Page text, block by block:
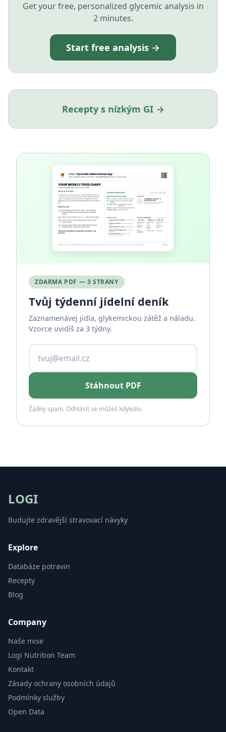
Get your free, personalized glycemic analysis in
2 minutes.
Start free analysis →
Recepty s nízkým GI →
ZDARMA PDF — 3 STRANY
Tvůj týdenní jídelní deník
Zaznamenávej jídla, glykemickou zátěž a náladu.
Vzorce uvidíš za 3 týdny.
Stáhnout PDF
Žádný spam. Odhlásit se můžeš kdykoliv.
LOGI
Budujte zdravější stravovací návyky
Explore
Databáze potravin
Recepty
Blog
Company
Naše mise
Logi Nutrition Team
Kontakt
Zásady ochrany osobních údajů
Podmínky služby
Open Data